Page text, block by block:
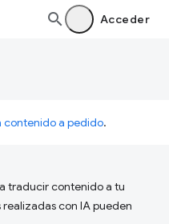
Acceder
contenido a pedido.
traducir contenido a tu
con IA pueden